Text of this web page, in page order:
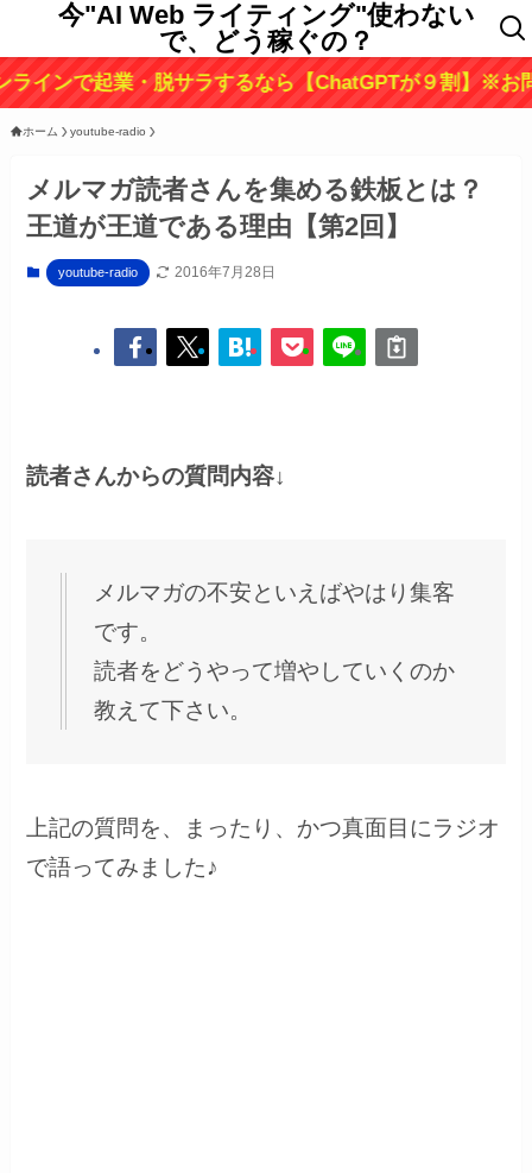
今"AI Web ライティング"使わない
で、どう稼ぐの？
業・脱サラするなら【ChatGPTが９割】※お問い合わ
ホーム youtube-radio
メルマガ読者さんを集める鉄板とは？
王道が王道である理由【第2回】
youtube-radio 2016年7月28日
読者さんからの質問内容↓
メルマガの不安といえばやはり集客
です。
読者をどうやって増やしていくのか
教えて下さい。
上記の質問を、まったり、かつ真面目にラジオ
で語ってみました♪